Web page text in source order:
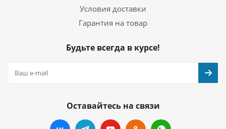
Условия доставки
Гарантия на товар
Будьте всегда в курсе!
Оставайтесь на связи